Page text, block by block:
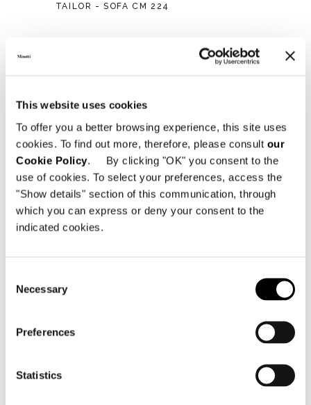
This website uses cookies
To offer you a better browsing experience, this site uses
cookies. To find out more, therefore, please consult our
Cookie Policy. By clicking "OK" you consent to the
use of cookies. To select your preferences, access the
"Show details" section of this communication, through
which you can express or deny your consent to the
indicated cookies.
Selection
Necessary
Preferences
Statistics
TAILOR - SOFA CM 224